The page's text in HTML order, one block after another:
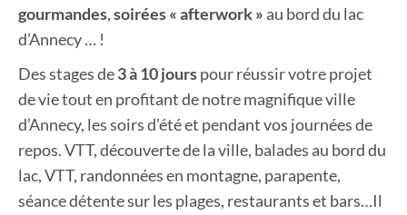
gourmandes,soirées « afterwork » au bord du lac
d’Annecy … !
Des stages de3 à 10 jourspour réussir votre projet
de vie tout en profitant de notre magnifique ville
d’Annecy, les soirs d’été et pendant vos journées de
repos. VTT, découverte de la ville, balades au bord du
lac, VTT, randonnées en montagne, parapente,
séance détente sur les plages, restaurants et bars…Il